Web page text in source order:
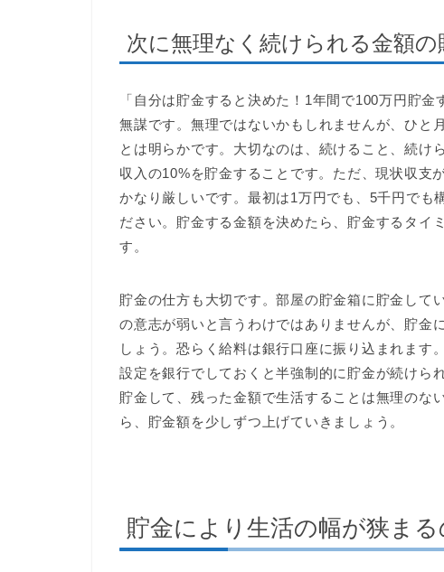
次に無理なく続けられる金額の
「自分は貯金すると決めた！1年間で100万円貯
無謀です。無理ではないかもしれませんが、ひと
とは明らかです。大切なのは、続けること、続け
収入の10%を貯金することです。ただ、現状収支
かなり厳しいです。最初は1万円でも、5千円でも
ださい。貯金する金額を決めたら、貯金するタイ
す。
貯金の仕方も大切です。部屋の貯金箱に貯金して
の意志が弱いと言うわけではありませんが、貯金
しょう。恐らく給料は銀行口座に振り込まれます
設定を銀行でしておくと半強制的に貯金が続けら
貯金して、残った金額で生活することは無理のな
ら、貯金額を少しずつ上げていきましょう。
貯金により生活の幅が狭ま